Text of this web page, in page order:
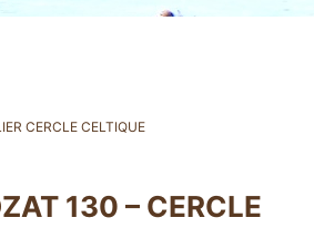
CERCLE CELTIQUE
130 – CERCLE